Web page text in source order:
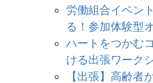
労働組合イベン
る！参加体験型
ハートをつかむ
ける出張ワーク
【出張】高齢